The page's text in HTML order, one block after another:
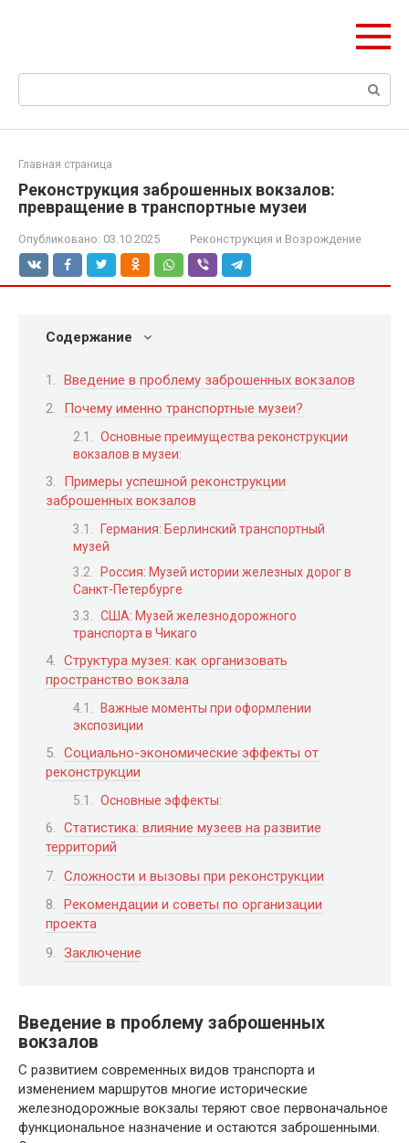
Поиск:
Главная страница
Реконструкция заброшенных вокзалов:
превращение в транспортные музеи
Опубликовано: 03.10.2025 Реконструкция и Возрождение
Содержание
Введение в проблему заброшенных вокзалов
Почему именно транспортные музеи?
Основные преимущества реконструкции
вокзалов в музеи:
Примеры успешной реконструкции
заброшенных вокзалов
Германия: Берлинский транспортный
музей
Россия: Музей истории железных дорог в
Санкт-Петербурге
США: Музей железнодорожного
транспорта в Чикаго
Структура музея: как организовать
пространство вокзала
Важные моменты при оформлении
экспозиции
Социально-экономические эффекты от
реконструкции
Основные эффекты:
Статистика: влияние музеев на развитие
территорий
Сложности и вызовы при реконструкции
Рекомендации и советы по организации
проекта
Заключение
Введение в проблему заброшенных
вокзалов
С развитием современных видов транспорта и
изменением маршрутов многие исторические
железнодорожные вокзалы теряют свое первоначальное
функциональное назначение и остаются заброшенными.